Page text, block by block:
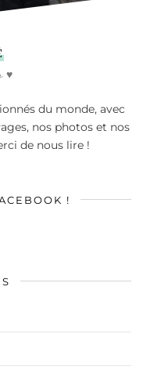
♥
du monde, avec
nos photos et nos
de nous lire !
!